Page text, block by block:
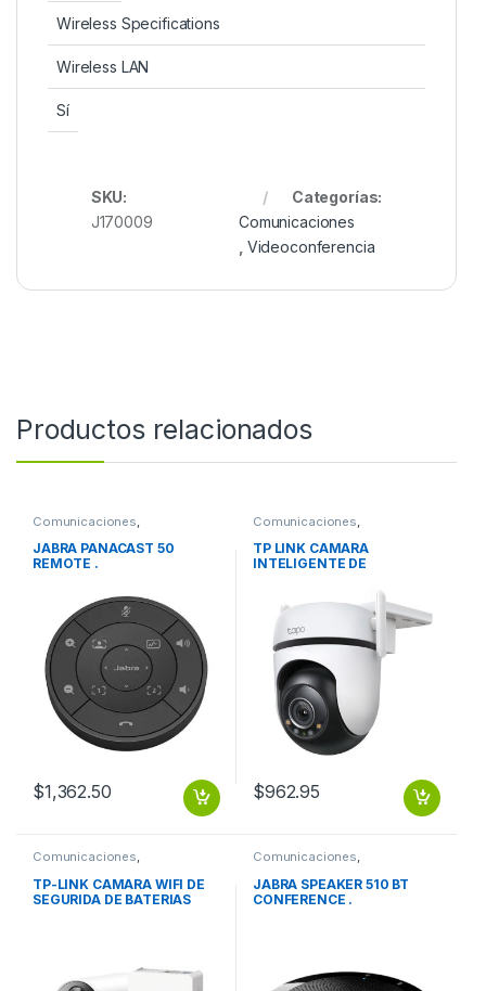
Wireless Specifications
Wireless LAN
Sí
SKU:
J170009
Categorías:
Comunicaciones
Videoconferencia
Productos relacionados
Comunicaciones
Videoconferencia
JABRA PANACAST 50
REMOTE .
$1,362.50
Comunicaciones
Videoconferencia
TP LINK CAMARA
INTELIGENTE DE
$962.95
Comunicaciones,
TP-LINK CAMARA WIFI DE
SEGURIDA DE BATERIAS
Comunicaciones,
JABRA SPEAKER 510 BT
CONFERENCE .